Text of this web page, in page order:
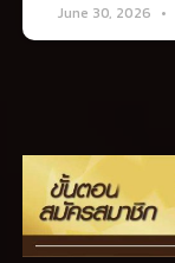
June 30, 2026